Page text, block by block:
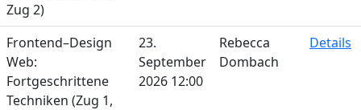
Zug 2)
Frontend–Design
Web:
Fortgeschrittene
Techniken (Zug 1,
23.
September
2026 12:00
Rebecca
Dombach
Details